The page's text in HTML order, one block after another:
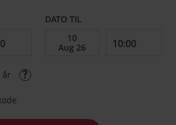
DATO TIL
år